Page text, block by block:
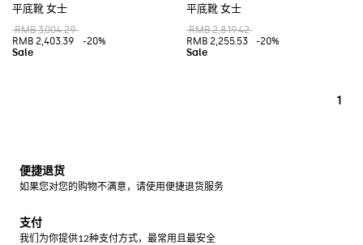
平底靴 女士
RMB 3,004.29
RMB 2,403.39
-20%
平底靴 女士
RMB 2,819.42
RMB 2,255.53
-20%
1
便捷退货
如果您对您的购物不满意，请使用便捷退货服务
支付
我们为你提供12种支付方式，最常用且最安全